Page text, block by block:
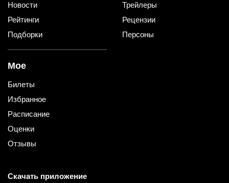
Новости
Рейтинги
Подборки
Трейлеры
Рецензии
Персоны
Мое
Билеты
Избранное
Расписание
Оценки
Отзывы
Скачать приложение